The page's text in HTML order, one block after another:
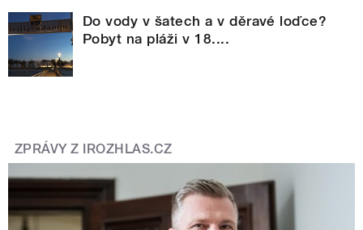
Do vody v šatech a v děravé loďce?
Pobyt na pláži v 18....
ZPRÁVY Z IROZHLAS.CZ